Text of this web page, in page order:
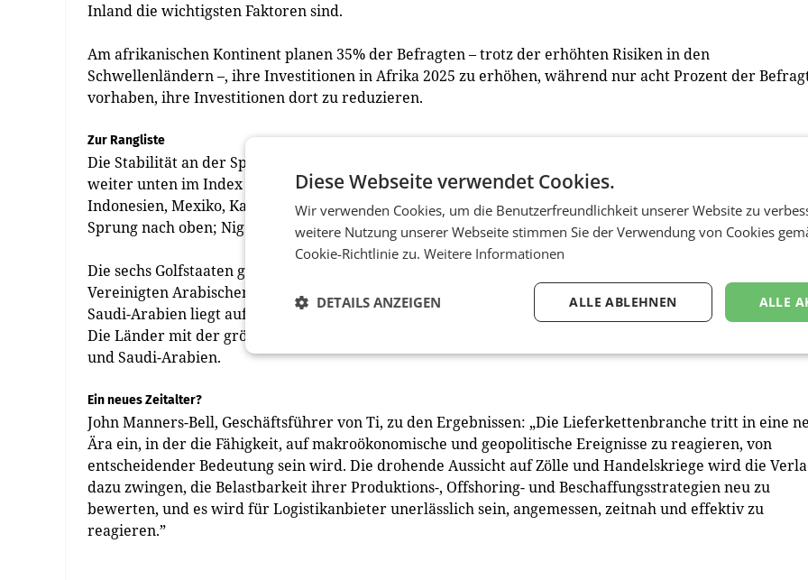
Inland die wichtigsten Faktoren sind.
Am afrikanischen Kontinent planen 35% der Befragten – trotz der erhöhten Risiken in den
Schwellenländern –, ihre Investitionen in Afrika 2025 zu erhöhen, während nur acht Prozent der
vorhaben, ihre Investitionen dort zu reduzieren.
Zur Rangliste
Die Stabilität an der Spitze der 50 Länder umfassenden Index-Rangliste geht mit Volatilität und
weiter unten im Index einher. China, Indien, die Vereinigten Arabischen Emirate, Saudi-Arabien,
Indonesien, Mexiko, Katar, Thailand und Vietnam belegen die Plätze 1 bis 10. Kolumbien (21) macht
Sprung nach oben; Nigeria (43), Bangladesch (39) und die Ukraine (40) fallen zurück.
Die sechs Golfstaaten gehören alle zu den elf besten Ländern, was die Geschäftsbedingungen angeht: Die
Vereinigten Arabischen Emirate stehen erneut an der Spitze des Rankings für das beste Geschäftsklima;
Saudi-Arabien liegt auf Platz 3, Katar auf Platz 5.
Die Länder mit der größten digitalen Reife sind China, die Vereinigten Arabischen Emirate, Malaysia,
und Saudi-Arabien.
Ein neues Zeitalter?
John Manners-Bell, Geschäftsführer von Ti, zu den Ergebnissen: „Die Lieferkettenbranche tritt in eine
Ära ein, in der die Fähigkeit, auf makroökonomische und geopolitische Ereignisse zu reagieren, von
entscheidender Bedeutung sein wird. Die drohende Aussicht auf Zölle und Handelskriege wird die
dazu zwingen, die Belastbarkeit ihrer Produktions-, Offshoring- und Beschaffungsstrategien neu zu
bewerten, und es wird für Logistikanbieter unerlässlich sein, angemessen, zeitnah und effektiv zu
reagieren.”
Diese Webseite verwendet Cookies.
Wir verwenden Cookies, um die Benutzerfreundlichkeit unserer Website zu
weitere Nutzung unserer Webseite stimmen Sie der Verwendung von Cookies
Cookie-Richtlinie zu. Weitere Informationen
ALLE
ALLE ABLEHNEN
DETAILS ANZEIGEN